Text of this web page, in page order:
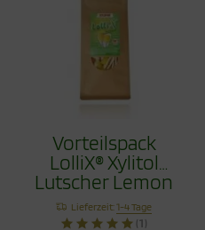
Vorteilspack
LolliX® Xylitol
Lutscher Lemon
Zitrone 100g
Lieferzeit:1-4 Tage
(1)